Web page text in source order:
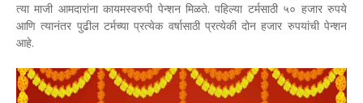
त्या माजी आमदारांना कायमस्वरुपी पेन्शन मिळते. पहिल्या टर्मसाठी ५० हजार रुपये
आणि त्यानंतर पुढील टर्मच्या प्रत्येक वर्षासाठी प्रत्येकी दोन हजार रुपयांची पेन्शन
आहे.